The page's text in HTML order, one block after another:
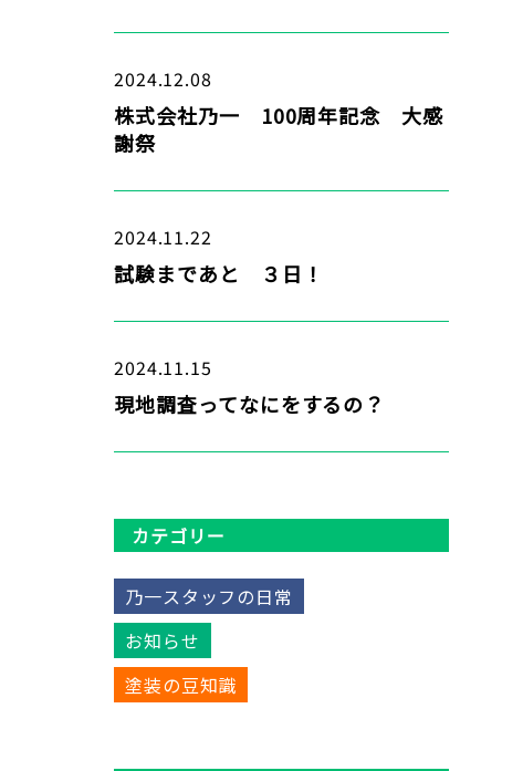
2024.12.08
株式会社乃一 100周年記念 大感
謝祭
2024.11.22
試験まであと ３日！
2024.11.15
現地調査ってなにをするの？
カテゴリー
乃一スタッフの日常
お知らせ
塗装の豆知識